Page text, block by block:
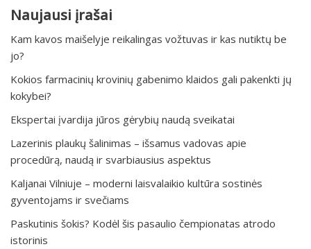
Naujausi įrašai
Kam kavos maišelyje reikalingas vožtuvas ir kas nutiktų be
jo?
Kokios farmacinių krovinių gabenimo klaidos gali pakenkti jų
kokybei?
Ekspertai įvardija jūros gėrybių naudą sveikatai
Lazerinis plaukų šalinimas – išsamus vadovas apie
procedūrą, naudą ir svarbiausius aspektus
Kaljanai Vilniuje – moderni laisvalaikio kultūra sostinės
gyventojams ir svečiams
Paskutinis šokis? Kodėl šis pasaulio čempionatas atrodo
istorinis